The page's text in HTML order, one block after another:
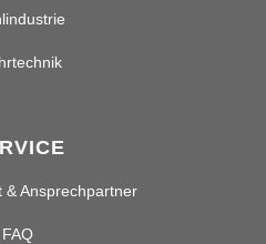
& Ansprechpartner
FAQ